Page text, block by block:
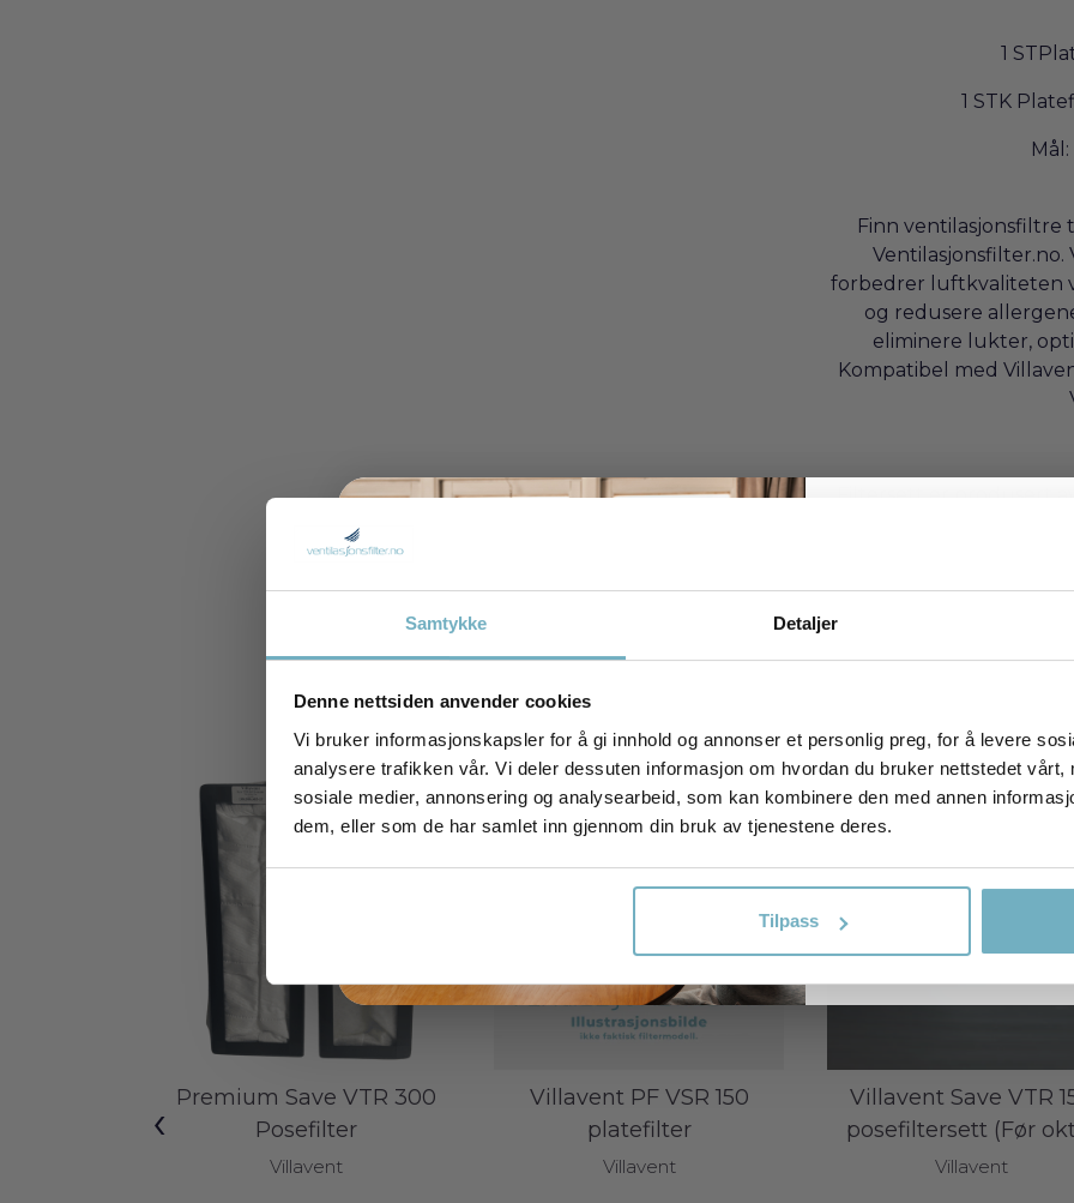
Samtykke Detaljer
Denne nettsiden anvender cookies
Vi bruker informasjonskapsler for å gi innhold og annonser et personlig preg, for å levere
analysere trafikken vår. Vi deler dessuten informasjon om hvordan du bruker nettstedet vårt,
sosiale medier, annonsering og analysearbeid, som kan kombinere den med annen
dem, eller som de har samlet inn gjennom din bruk av tjenestene deres.
Tilpass
1
1 STK
Finn ventilasjonsfiltre
forbedrer luftkvaliteten
og redusere
eliminere lukter,
Kompatibel med
Filtersett er produsert
Norsk filterstandard EN
av 2018. Våre filter
både på kvalitet og
Alternative produkter
Premium Save VTR 300
Posefilter
Villavent
Villavent PF VSR 150
platefilter
Villavent
Villavent Save VTR
posefiltersett (Før
Villavent
‹
10%
Få rabatt på ditt
E-postadresse